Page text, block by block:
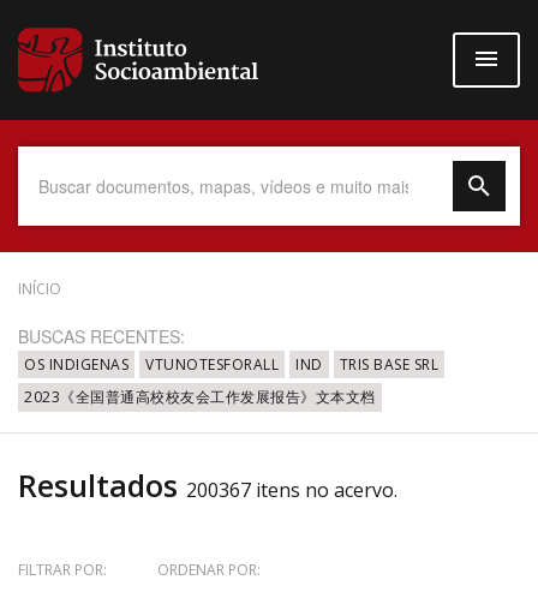
para
conteúdo
Data do Documento
Até
INÍCIO
BUSCAS RECENTES:
OS INDIGENAS VTUNOTESFORALL IND
TRIS BASE SRL
2023《全国普通高校校友会工作发展报告》文本文档
Resultados 200367 itens no acervo.
FILTRAR POR: ORDENAR POR: